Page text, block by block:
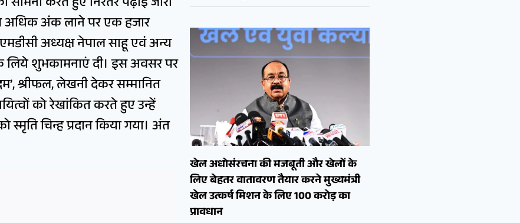
अधिक अंक लाने पर एक हजार
अध्यक्ष नेपाल साहू एवं अन्य
लिये शुभकामनाएं दी। इस अवसर पर
श्रीफल, लेखनी देकर सम्मानित
को रेखांकित करते हुए उन्हें
स्मृति चिन्ह प्रदान किया गया। अंत
खेल अधोसंरचना की मजबूती और खेलों के
लिए बेहतर वातावरण तैयार करने मुख्यमंत्री
खेल उत्कर्ष मिशन के लिए 100 करोड़ का
प्रावधान